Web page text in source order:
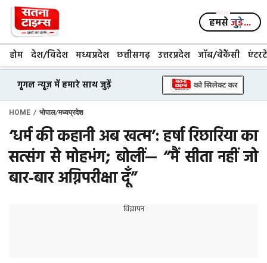
Skip
content
हमसेजुड़े...
होम देश/विदेश मध्यप्रदेश छत्तीसगढ़ उत्तरप्रदेश जॉब/वेकैंसी
गूगल न्यूज़ में हमारे साथ जुड़ें
HOME / भोपाल/मध्यप्रदेश
‘धर्म की कहानी अब खत्म’: हर्षा रिछारिया का
सत्संग से मोहभंग; बोलीं— “मैं सीता नहीं जो
बार-बार अग्निपरीक्षा दूँ”
विज्ञापन